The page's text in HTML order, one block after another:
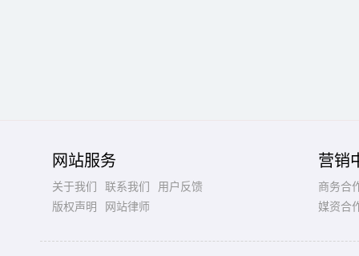
网站服务
关于我们 联系我们
用户反馈
版权声明
网站律师
营销
商务合
媒资合